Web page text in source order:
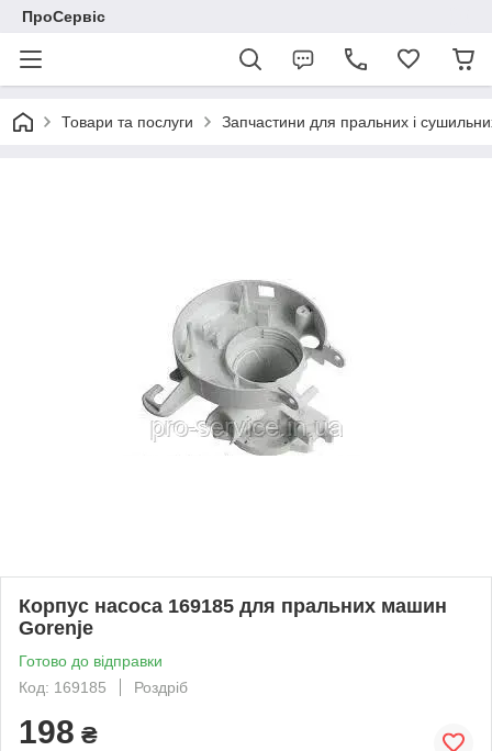
ПроСервіс
Товари та послуги Запчастини для пральних і
Корпус насоса 169185 для пральних машин
Gorenje
Готово до відправки
Код: 169185
Роздріб
198 ₴